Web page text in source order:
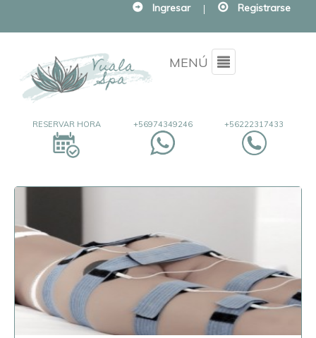
Ingresar | Registrarse
MENÚ Menu
+56222317433
+56974349246
RESERVAR HORA